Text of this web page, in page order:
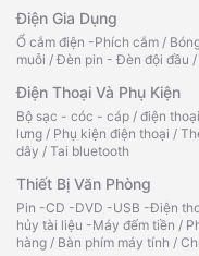
Điện Gia Dụng
Ổ cắm điện -Phích cắm /
muỗi /Đèn pin - Đèn đội đầu /
Điện Thoại Và Phụ Kiện
Bộ sạc - cóc - cáp / điện thoại
lưng / Phụ kiện điện thoại /
dây / Tai bluetooth
Thiết Bị Văn Phòng
Pin -CD -DVD -USB -Điện
hủy tài liệu -Máy đếm tiền /
hàng / Bàn phím máy tính /